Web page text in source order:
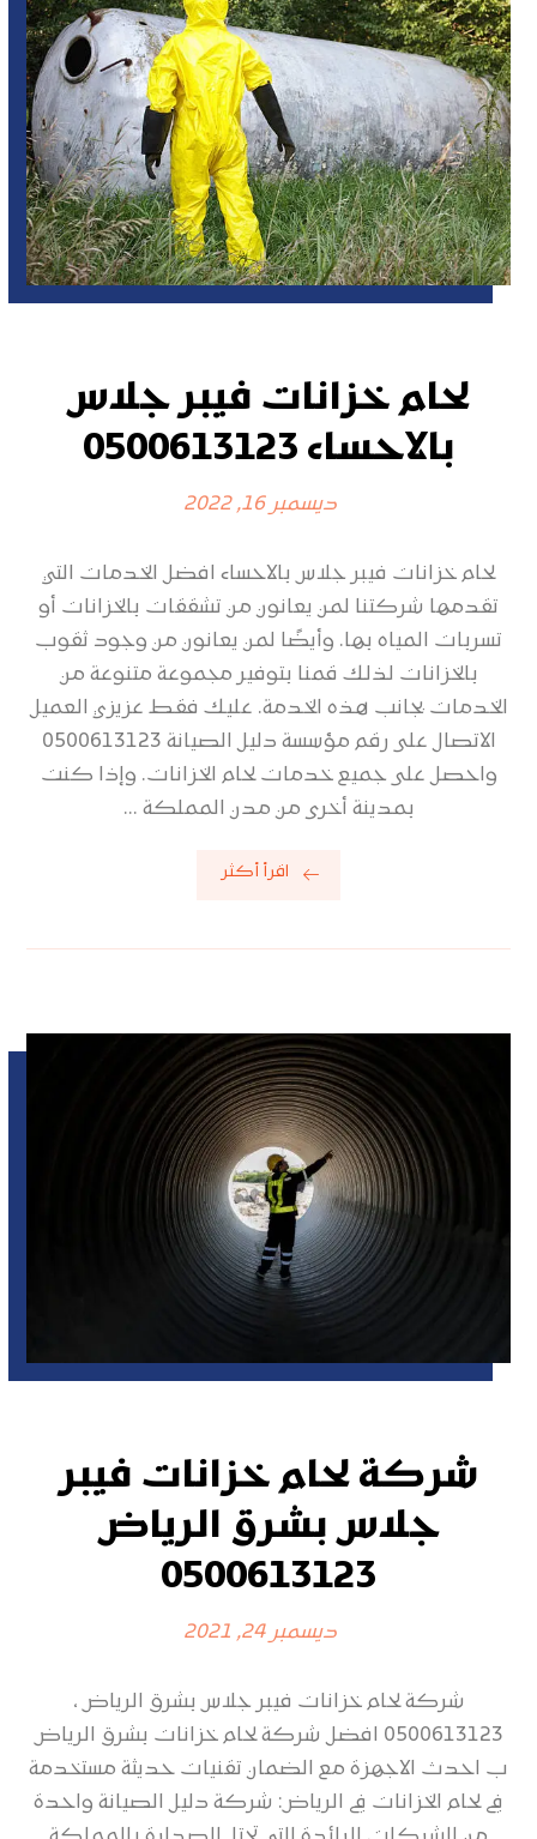
لحام خزانات فيبر جلاس
بالاحساء 0500613123
ديسمبر 16, 2022
لحام خزانات فيبر جلاس بالاحساء افضل الخدمات التي
تقدمها شركتنا لمن يعانون من تشققات بالخزانات أو
تسربات المياه بها. وأيضًا لمن يعانون من وجود ثقوب
بالخزانات لذلك قمنا بتوفير مجموعة متنوعة من
الخدمات بجانب هذه الخدمة. عليك فقط عزيزي العميل
الاتصال على رقم مؤسسة دليل الصيانة 0500613123
واحصل على جميع خدمات لحام الخزانات. وإذا كنت
بمدينة أخرى من مدن المملكة ...
اقرأ أكثر
شركة لحام خزانات فيبر
جلاس بشرق الرياض
0500613123
ديسمبر 24, 2021
شركة لحام خزانات فيبر جلاس بشرق الرياض ،
0500613123 افضل شركة لحام خزانات بشرق الرياض
ب احدث الاجهزة مع الضمان تقنيات حديثة مستخدمة
في لحام الخزانات في الرياض: شركة دليل الصيانة واحدة